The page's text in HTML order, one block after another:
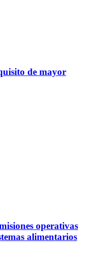
de mayor
operativas
alimentarios